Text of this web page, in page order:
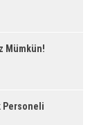
Mümkün!
Personeli